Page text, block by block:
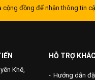
cộng đồng để nhận thông tin
Khê,
HỖ TRỢ
Hướng dẫn